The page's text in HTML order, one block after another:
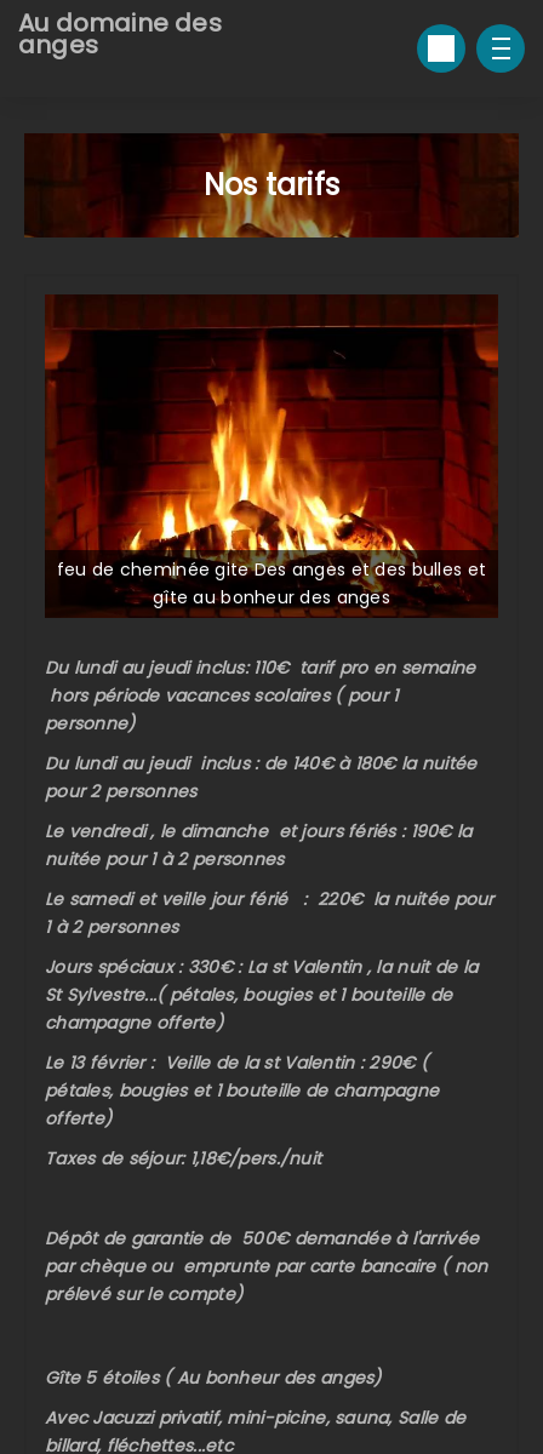
Au domaine des
anges
Nos tarifs
feu de cheminée gite Des anges et des bulles et
gîte au bonheur des anges
Du lundi au jeudi inclus: 110€ tarif pro en semaine
hors période vacances scolaires ( pour 1
personne)
Du lundi au jeudi inclus : de 140€ à 180€ la nuitée
pour 2 personnes
Le vendredi , le dimanche et jours fériés : 190€ la
nuitée pour 1 à 2 personnes
Le samedi et veille jour férié : 220€ la nuitée pour
1 à 2 personnes
Jours spéciaux : 330€ : La st Valentin , la nuit de la
St Sylvestre...( pétales, bougies et 1 bouteille de
champagne offerte)
Le 13 février : Veille de la st Valentin : 290€ (
pétales, bougies et 1 bouteille de champagne
offerte)
Taxes de séjour: 1,18€/pers./nuit
Dépôt de garantie de 500€ demandée à l'arrivée
par chèque ou emprunte par carte bancaire ( non
prélevé sur le compte)
Gîte 5 étoiles ( Au bonheur des anges)
Avec Jacuzzi privatif, mini-picine, sauna, Salle de
billard, fléchettes...etc